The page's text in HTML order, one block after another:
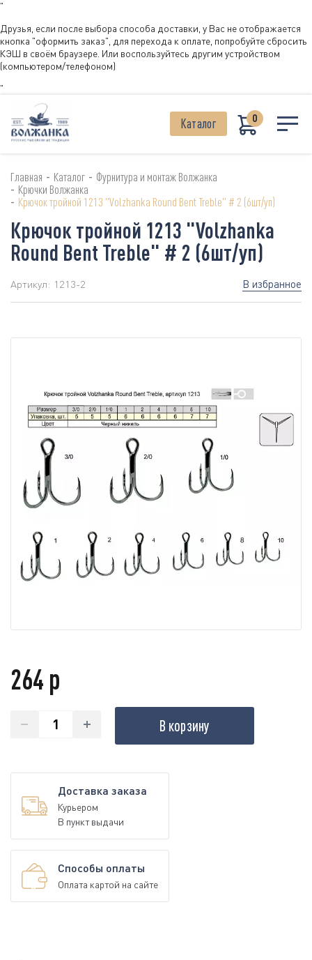
"
Друзья, если после выбора способа доставки, у Вас не отображается
кнопка "оформить заказ", для перехода к оплате, попробуйте сбросить
КЭШ в своём браузере. Или воспользуйтесь другим устройством
(компьютером/телефоном)
"
Каталог 0
Главная - Каталог - Фурнитура и монтаж Волжанка
- Крючки Волжанка
- Крючок тройной 1213 "Volzhanka Round Bent Treble" # 2 (6шт/уп)
Крючок тройной 1213 "Volzhanka
Round Bent Treble" # 2 (6шт/уп)
Артикул: 1213-2 В избранное
264 р
В корзину
Доставка заказа
Курьером
В пункт выдачи
Способы оплаты
Оплата картой на сайте